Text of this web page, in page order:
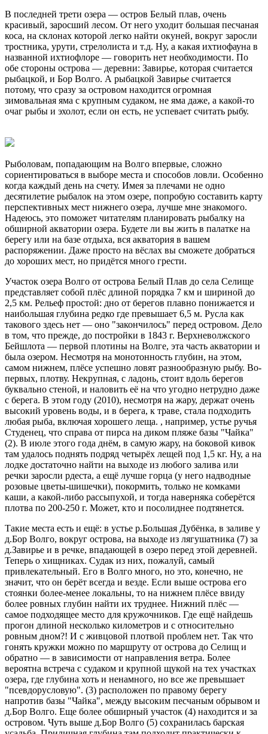
В последней трети озера — остров Белый плав, очень
красивый, заросший лесом. От него уходит большая песчаная
коса, на склонах которой легко найти окуней, вокруг заросли
тростника, урути, стрелолиста и т.д. Ну, а какая ихтиофауна в
названной ихтиофлоре — говорить нет необходимости. По
обе стороны острова — деревни: Завирье, которая считается
рыбацкой, и Бор Волго. А рыбацкой Завирье считается
потому, что сразу за островом находится огромная
зимовальная яма с крупным судаком, не яма даже, а какой-то
очаг рыбы и эхолот, если он есть, не успевает считать рыбу.
Рыболовам, попадающим на Волго впервые, сложно
сориентироваться в выборе места и способов ловли. Особенно
когда каждый день на счету. Имея за плечами не одно
десятилетие рыбалок на этом озере, попробую составить карту
перспективных мест нижнего озера, лучше мне знакомого.
Надеюсь, это поможет читателям планировать рыбалку на
обширной акватории озера. Будете ли вы жить в палатке на
берегу или на базе отдыха, вся акватория в вашем
распоряжении. Даже просто на вёслах вы сможете добраться
до хороших мест, но придётся много грести.
Участок озера Волго от острова Белый Плав до села Селище
представляет собой плёс длиной порядка 7 км и шириной до
2,5 км. Рельеф простой: дно от берегов плавно понижается и
наибольшая глубина редко где превышает 6,5 м. Русла как
такового здесь нет — оно "закончилось" перед островом. Дело
в том, что прежде, до постройки в 1843 г. Верхневолжского
Бейшлота — первой плотины на Волге, эта часть акватории и
была озером. Несмотря на монотонность глубин, на этом,
самом нижнем, плёсе успешно ловят разнообразную рыбу. Во-
первых, плотву. Некрупная, с ладонь, стоит вдоль берегов
буквально стеной, и наловить её на что угодно нетрудно даже
с берега. В этом году (2010), несмотря на жару, держат очень
высокий уровень воды, и в берега, к траве, стала подходить
любая рыба, включая хорошего леща. , например, устье ручья
Студенец, что справа от пирса на диком пляже базы "Чайка"
(2). В июле этого года днём, в самую жару, на боковой кивок
там удалось поднять подряд четырёх лещей под 1,5 кг. Ну, а на
лодке достаточно найти на выходе из любого залива или
речки заросли рдеста, а ещё лучше горца (у него надводные
розовые цветы-шишечки), покормить, только не комками
каши, а какой-либо рассыпухой, и тогда наверняка соберётся
плотва по 200-250 г. Может, кто и посолиднее подтянется.
Такие места есть и ещё: в устье р.Большая Дубёнка, в заливе у
д.Бор Волго, вокруг острова, на выходе из лягушатника (7) за
д.Завирье и в речке, впадающей в озеро перед этой деревней.
Теперь о хищниках. Судак из них, пожалуй, самый
привлекательный. Его в Волго много, но это, конечно, не
значит, что он берёт всегда и везде. Если выше острова его
стоянки более-менее локальны, то на нижнем плёсе ввиду
более ровных глубин найти их труднее. Нижний плёс —
самое подходящее место для кружочников. Где ещё найдешь
прогон длиной несколько километров и с относительно
ровным дном?! И с живцовой плотвой проблем нет. Так что
гонять кружки можно по маршруту от острова до Селищ и
обратно — в зависимости от направления ветра. Более
вероятна встреча с судаком и крупной щукой на тех участках
озера, где глубина хоть и ненамного, но все же превышает
"псевдорусловую". (3) расположен по правому берегу
напротив базы "Чайка", между высоким песчаным обрывом и
д.Бор Волго. Еще более обширный участок (4) находится и за
островом. Чуть выше д.Бор Волго (5) сохранилась барская